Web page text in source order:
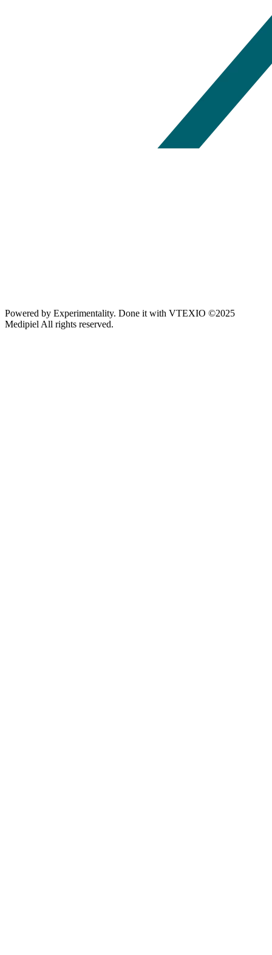
Powered by Experimentality. Done it with VTEXIO ©2025
Medipiel All rights reserved.